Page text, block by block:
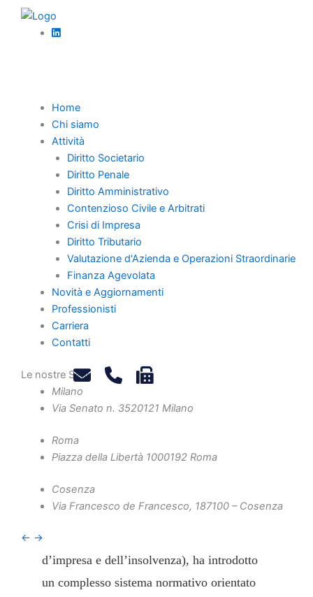
Home
Chi siamo
Attività
Diritto Societario
Diritto Penale
Diritto Amministrativo
Contenzioso Civile e Arbitrati
Crisi di Impresa
Diritto Tributario
Valutazione d'Azienda e Operazioni Straordinarie
Finanza Agevolata
Novità e Aggiornamenti
Professionisti
Carriera
Contatti
Le nostre Sedi
Milano
Via Senato n. 3520121 Milano
Roma
Piazza della Libertà 1000192 Roma
Cosenza
Via Francesco de Francesco, 187100 – Cosenza
← →
Rilevazione
tempestiva della
crisi e
amministrazione
giudiziaria
A cura di Marco Cavaliere
1.0 La prevenzione della crisi nelle
imprese sequestrate: obblighi
organizzativi e segnalazioni
La riforma della disciplina della crisi
d’impresa, attuata mediante il d.lgs. 12
gennaio 2019, n. 14 (Codice della crisi
d’impresa e dell’insolvenza), ha introdotto
un complesso sistema normativo orientato